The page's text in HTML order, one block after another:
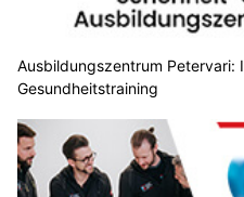
Ausbildungszentrum Petervari:
Gesundheitstraining